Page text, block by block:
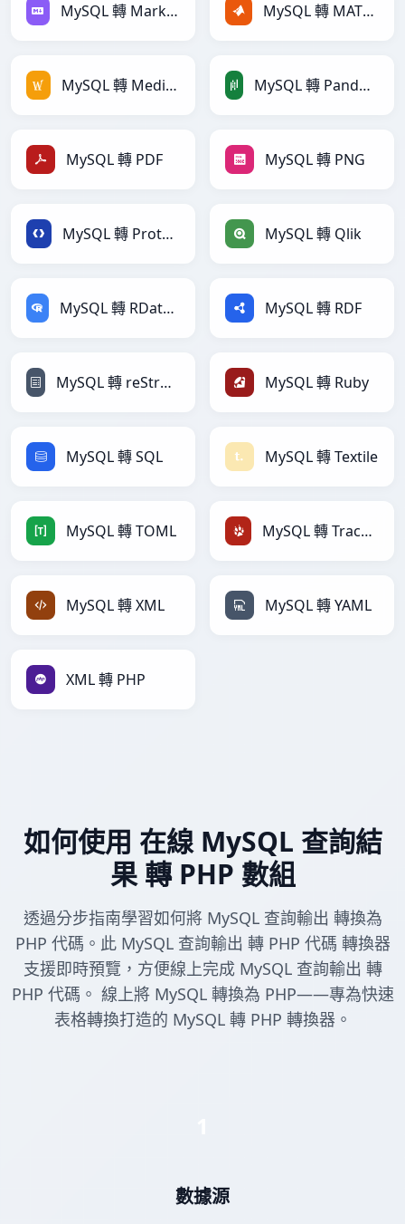
MySQL 轉 Markdown MySQL 轉 MATLAB
MySQL 轉 MediaWiki MySQL 轉 PandasDataFrame
MySQL 轉 PDF MySQL 轉 PNG
MySQL 轉 Protobuf MySQL 轉 Qlik
MySQL 轉 RDataFrame MySQL 轉 RDF
MySQL 轉 reStructuredText MySQL 轉 Ruby
MySQL 轉 SQL MySQL 轉 Textile
MySQL 轉 TOML MySQL 轉 TracWiki
MySQL 轉 XML MySQL 轉 YAML
XML 轉 PHP
如何使用 在線 MySQL 查詢結
果 轉 PHP 數組
透過分步指南學習如何將 MySQL 查詢輸出 轉換為
PHP 代碼。此 MySQL 查詢輸出 轉 PHP 代碼 轉換器
支援即時預覽，方便線上完成 MySQL 查詢輸出 轉
PHP 代碼。 線上將 MySQL 轉換為 PHP——專為快速
表格轉換打造的 MySQL 轉 PHP 轉換器。
數據源